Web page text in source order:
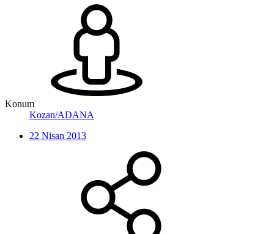
Konum
Kozan/ADANA
22 Nisan 2013